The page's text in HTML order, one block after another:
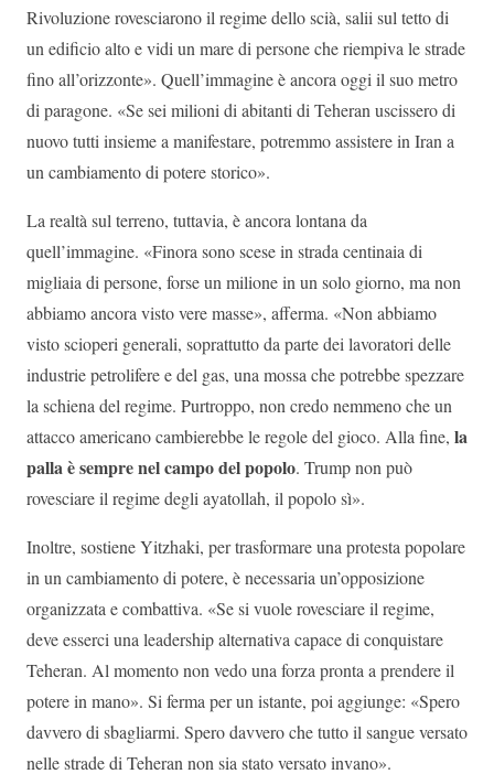
Rivoluzione rovesciarono il regime dello scià, salii sul tetto di
un edificio alto e vidi un mare di persone che riempiva le strade
fino all’orizzonte». Quell’immagine è ancora oggi il suo metro
di paragone. «Se sei milioni di abitanti di Teheran uscissero di
nuovo tutti insieme a manifestare, potremmo assistere in Iran a
un cambiamento di potere storico».
La realtà sul terreno, tuttavia, è ancora lontana da
quell’immagine. «Finora sono scese in strada centinaia di
migliaia di persone, forse un milione in un solo giorno, ma non
abbiamo ancora visto vere masse», afferma. «Non abbiamo
visto scioperi generali, soprattutto da parte dei lavoratori delle
industrie petrolifere e del gas, una mossa che potrebbe spezzare
la schiena del regime. Purtroppo, non credo nemmeno che un
attacco americano cambierebbe le regole del gioco. Alla fine, la
palla è sempre nel campo del popolo. Trump non può
rovesciare il regime degli ayatollah, il popolo sì».
Inoltre, sostiene Yitzhaki, per trasformare una protesta popolare
in un cambiamento di potere, è necessaria un’opposizione
organizzata e combattiva. «Se si vuole rovesciare il regime,
deve esserci una leadership alternativa capace di conquistare
Teheran. Al momento non vedo una forza pronta a prendere il
potere in mano». Si ferma per un istante, poi aggiunge: «Spero
davvero di sbagliarmi. Spero davvero che tutto il sangue versato
nelle strade di Teheran non sia stato versato invano».